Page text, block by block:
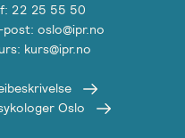
22 25 55 50
post: oslo@ipr.no
kurs@ipr.no
Oslo